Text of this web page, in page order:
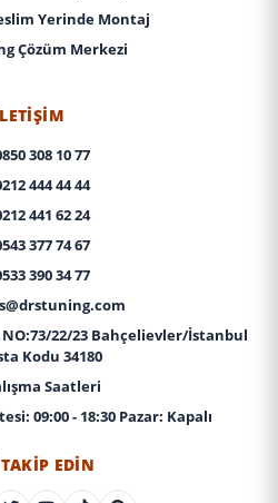
Yerinde Montaj
Çözüm Merkezi
308 10 77
444 44 44
441 62 24
377 74 67
390 34 77
22/23 Bahçelievler/İstanbul
Kodu 34180
Saatleri
09:00 - 18:30 Pazar: Kapalı
EDIN